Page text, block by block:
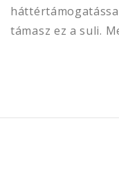
támasz ez a suli.